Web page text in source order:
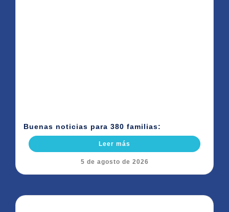
Buenas noticias para 380 familias:
Leer más
5 de agosto de 2026